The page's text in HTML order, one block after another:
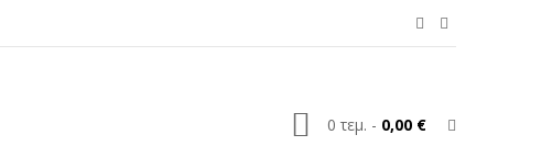
0 τεμ. - 0,00 €